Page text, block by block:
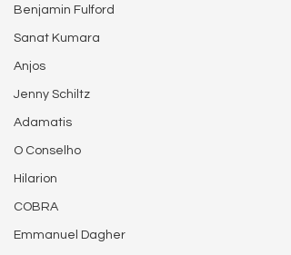
Benjamin Fulford
Sanat Kumara
Anjos
Jenny Schiltz
Adamatis
O Conselho
Hilarion
COBRA
Emmanuel Dagher